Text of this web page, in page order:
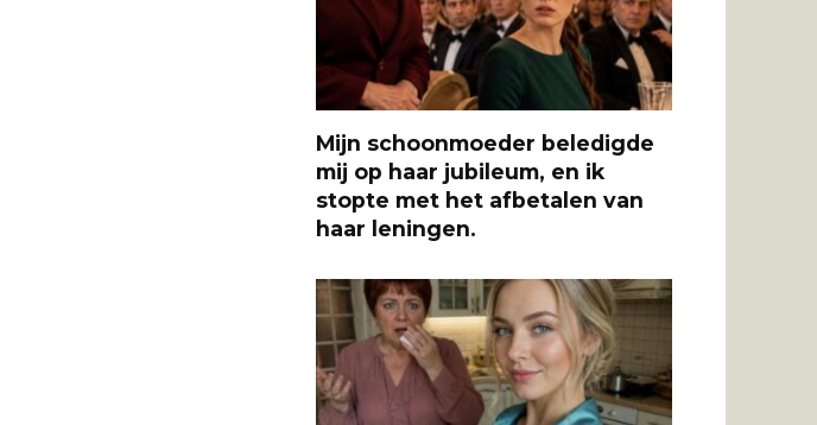
Mijn schoonmoeder beledigde
mij op haar jubileum, en ik
stopte met het afbetalen van
haar leningen.